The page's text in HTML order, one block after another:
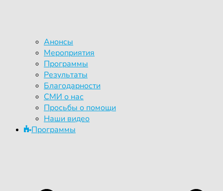
Анонсы
Мероприятия
Программы
Результаты
Благодарности
СМИ о нас
Просьбы о помощи
Наши видео
Программы